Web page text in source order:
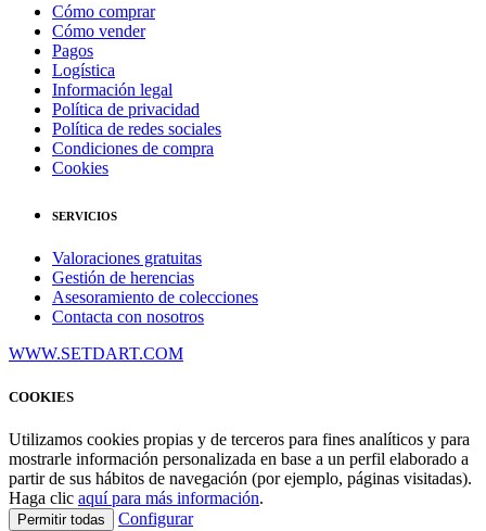
Cómo comprar
Cómo vender
Pagos
Logística
Información legal
Política de privacidad
Política de redes sociales
Condiciones de compra
Cookies
SERVICIOS
Valoraciones gratuitas
Gestión de herencias
Asesoramiento de colecciones
Contacta con nosotros
WWW.SETDART.COM
COOKIES
Utilizamos cookies propias y de terceros para fines analíticos y para
mostrarle información personalizada en base a un perfil elaborado a
partir de sus hábitos de navegación (por ejemplo, páginas visitadas).
Haga clic aquí para más información.
Permitir todas Configurar